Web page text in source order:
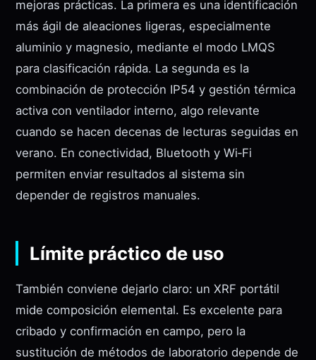
mejoras prácticas. La primera es una identificación
más ágil de aleaciones ligeras, especialmente
aluminio y magnesio, mediante el modo LMQS
para clasificación rápida. La segunda es la
combinación de protección IP54 y gestión térmica
activa con ventilador interno, algo relevante
cuando se hacen decenas de lecturas seguidas en
verano. En conectividad, Bluetooth y Wi‑Fi
permiten enviar resultados al sistema sin
depender de registros manuales.
Límite práctico de uso
También conviene dejarlo claro: un XRF portátil
mide composición elemental. Es excelente para
cribado y confirmación en campo, pero la
sustitución de métodos de laboratorio depende de